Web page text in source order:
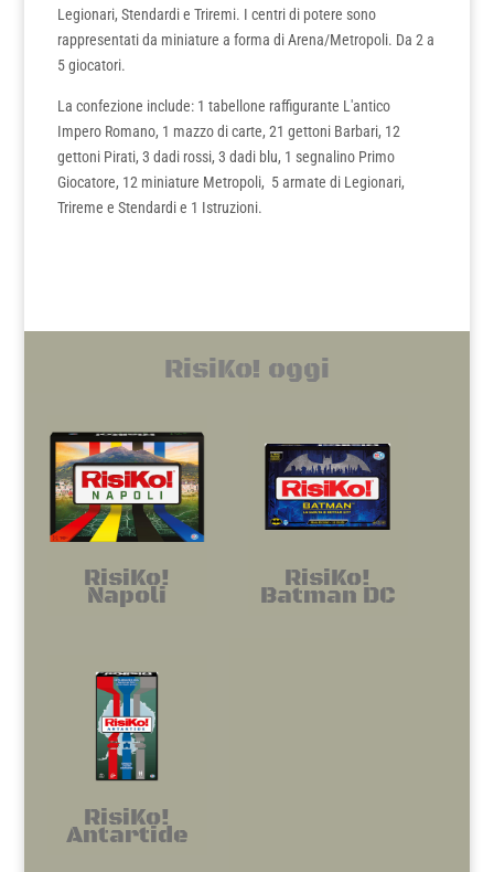
Legionari, Stendardi e Triremi. I centri di potere sono
rappresentati da miniature a forma di Arena/Metropoli. Da 2 a
5 giocatori.
La confezione include: 1 tabellone raffigurante L'antico
Impero Romano, 1 mazzo di carte, 21 gettoni Barbari, 12
gettoni Pirati, 3 dadi rossi, 3 dadi blu, 1 segnalino Primo
Giocatore, 12 miniature Metropoli, 5 armate di Legionari,
Trireme e Stendardi e 1 Istruzioni.
RisiKo! oggi
RisiKo!
Napoli
RisiKo!
Batman DC
RisiKo!
Antartide